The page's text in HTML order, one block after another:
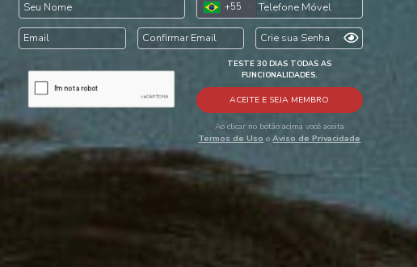
+55
TESTE 30 DIAS TODAS AS
FUNCIONALIDADES.
Ao clicar no botão acima você aceita
Termos de Uso eAviso de Privacidade